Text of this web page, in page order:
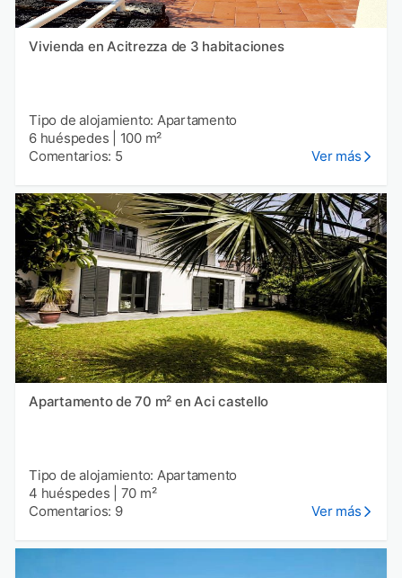
Vivienda en Acitrezza de 3 habitaciones
Tipo de alojamiento: Apartamento
6 huéspedes
100 m²
Comentarios: 5
Ver más
Apartamento de 70 m² en Aci castello
Tipo de alojamiento: Apartamento
4 huéspedes
70 m²
Comentarios: 9
Ver más